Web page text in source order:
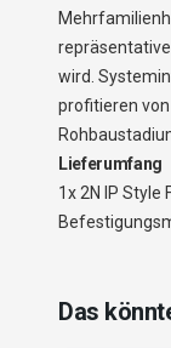
wird.
profitieren
Lieferumfang
1x 2N IP
Das